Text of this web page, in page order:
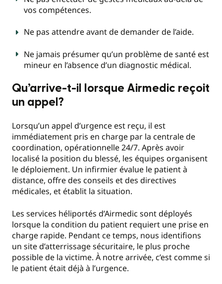
vos compétences.
Ne pas attendre avant de demander de l’aide.
Ne jamais présumer qu’un problème de santé est
mineur en l’absence d’un diagnostic médical.
Qu’arrive-t-il lorsque Airmedic reçoit
un appel?
Lorsqu’un appel d’urgence est reçu, il est
immédiatement pris en charge par la centrale de
coordination, opérationnelle 24/7. Après avoir
localisé la position du blessé, les équipes organisent
le déploiement. Un infirmier évalue le patient à
distance, offre des conseils et des directives
médicales, et établit la situation.
Les services héliportés d’Airmedic sont déployés
lorsque la condition du patient requiert une prise en
charge rapide. Pendant ce temps, nous identifions
un site d’atterrissage sécuritaire, le plus proche
possible de la victime. À notre arrivée, c’est comme si
le patient était déjà à l’urgence.